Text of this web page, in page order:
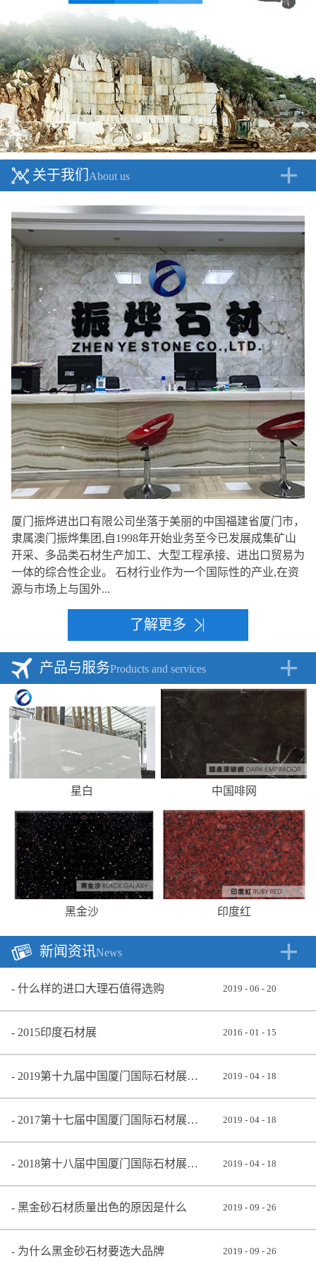
关于我们 About us
厦门振烨进出口有限公司坐落于美丽的中国福建省厦门市，
隶属澳门振烨集团,自1998年开始业务至今已发展成集矿山
开采、多品类石材生产加工、大型工程承接、进出口贸易为
一体的综合性企业。 石材行业作为一个国际性的产业,在资
源与市场上与国外...
了解更多
产品与服务Products and services
星白 中国啡网
黑金沙 印度红
新闻资讯News
什么样的进口大理石值得选购 2019 - 06 - 20
2015印度石材展 2016 - 01 - 15
2019第十九届中国厦门国际石材展览会 2019 - 04 - 18
2017第十七届中国厦门国际石材展览会 2019 - 04 - 18
2018第十八届中国厦门国际石材展览会 2019 - 04 - 18
黑金砂石材质量出色的原因是什么 2019 - 09 - 26
为什么黑金砂石材要选大品牌 2019 - 09 - 26